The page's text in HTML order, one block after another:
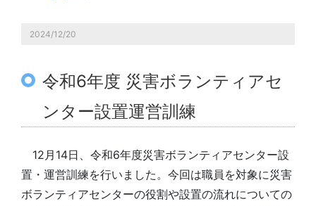
2024/12/20
令和6年度 災害ボランティアセ
ンター設置運営訓練
12月14日、令和6年度災害ボランティアセンター設
置・運営訓練を行いました。今回は職員を対象に災害
ボランティアセンターの役割や設置の流れについての